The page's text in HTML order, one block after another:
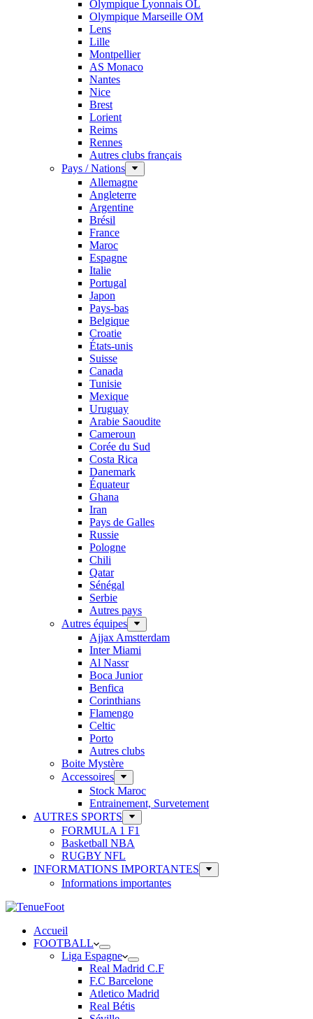
Olympique Lyonnais OL
Olympique Marseille OM
Lens
Lille
Montpellier
AS Monaco
Nantes
Nice
Brest
Lorient
Reims
Rennes
Autres clubs français
Pays / Nations
Allemagne
Angleterre
Argentine
Brésil
France
Maroc
Espagne
Italie
Portugal
Japon
Pays-bas
Belgique
Croatie
États-unis
Suisse
Canada
Tunisie
Mexique
Uruguay
Arabie Saoudite
Cameroun
Corée du Sud
Costa Rica
Danemark
Équateur
Ghana
Iran
Pays de Galles
Russie
Pologne
Chili
Qatar
Sénégal
Serbie
Autres pays
Autres équipes
Ajjax Amstterdam
Inter Miami
Al Nassr
Boca Junior
Benfica
Corinthians
Flamengo
Celtic
Porto
Autres clubs
Boite Mystère
Accessoires
Stock Maroc
Entrainement, Survetement
AUTRES SPORTS
FORMULA 1 F1
Basketball NBA
RUGBY NFL
INFORMATIONS IMPORTANTES
Informations importantes
Accueil
FOOTBALL
Liga Espagne
Real Madrid C.F
F.C Barcelone
Atletico Madrid
Real Bétis